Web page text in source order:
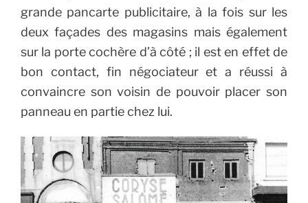
grande pancarte publicitaire, à la fois sur les
deux façades des magasins mais également
sur la porte cochère d’à côté ; il est en effet de
bon contact, fin négociateur et a réussi à
convaincre son voisin de pouvoir placer son
panneau en partie chez lui.